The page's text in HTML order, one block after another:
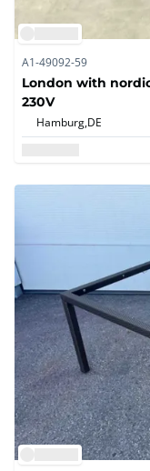
A1-49092-59
London with
230V
Hamburg,DE